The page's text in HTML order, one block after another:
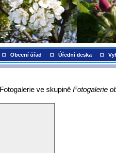
Obecní úřad Úřední deska
Fotogalerie ve skupině Fotogalerie